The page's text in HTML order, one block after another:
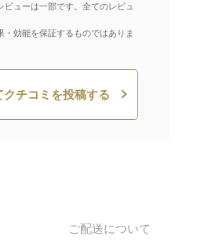
ューは一部です。全てのレビュ
効能を保証するものではありま
クチコミを投稿する
ご配送について